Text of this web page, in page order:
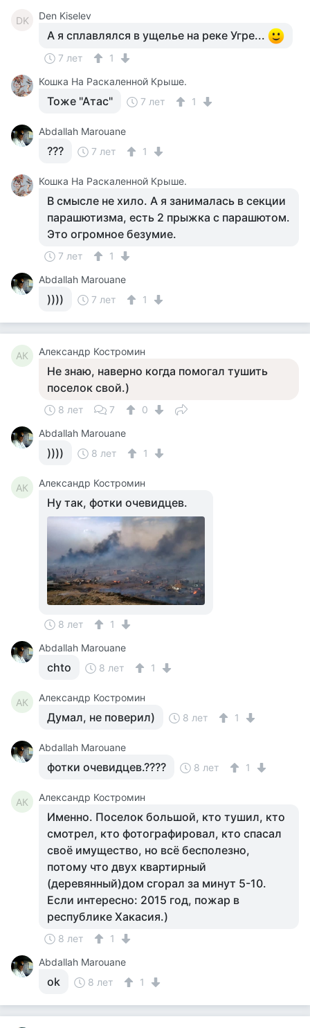
DK Den Kiselev
А я сплавлялся в ущелье на реке Угре...
7 лет
1
Кошка На Раскаленной Крыше.
Тоже "Атас" 7 лет 1
Abdallah Marouane
??? 7 лет 1
Кошка На Раскаленной Крыше.
В смысле не хило. А я занималась в секции
парашютизма, есть 2 прыжка с парашютом.
Это огромное безумие.
7 лет
1
Abdallah Marouane
)))) 7 лет 1
АК Александр Костромин
Не знаю, наверно когда помогал тушить
поселок свой.)
8 лет 7
0
Abdallah Marouane
)))) 8 лет 1
АК Александр Костромин
Ну так, фотки очевидцев.
8 лет
1
Abdallah Marouane
chto 8 лет 1
АК Александр Костромин
Думал, не поверил) 8 лет 1
Abdallah Marouane
фотки очевидцев.???? 8 лет 1
АК Александр Костромин
Именно. Поселок большой, кто тушил, кто
смотрел, кто фотографировал, кто спасал
своё имущество, но всё бесполезно,
потому что двух квартирный
(деревянный)дом сгорал за минут 5-10.
Если интересно: 2015 год, пожар в
республике Хакасия.)
8 лет
1
Abdallah Marouane
ok 8 лет 1